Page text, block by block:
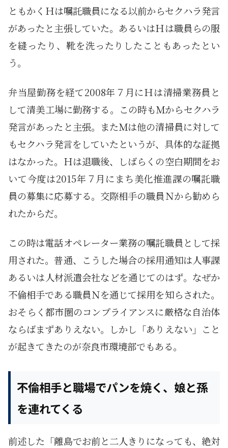
ともかくＨは嘱託職員になる以前からセクハラ発言
があったと主張していた。あるいはＨは職員らの服
を縫ったり、靴を洗ったりしたこともあったとい
う。
弁当屋勤務を経て2008年７月にＨは清掃業務員と
して清美工場に勤務する。この時もＭからセクハラ
発言があったと主張。またＭは他の清掃員に対して
もセクハラ発言をしていたというが、具体的な証拠
はなかった。Ｈは退職後、しばらくの空白期間をお
いて今度は2015年７月にまち美化推進課の嘱託職
員の募集に応募する。交際相手の職員Ｎから勧めら
れたからだ。
この時は電話オペレーター業務の嘱託職員として採
用された。普通、こうした場合の採用通知は人事課
あるいは人材派遣会社などを通じてのはず。なぜか
不倫相手である職員Ｎを通じて採用を知らされた。
おそらく都市圏のコンプライアンスに厳格な自治体
ならばまずありえない。しかし「ありえない」こと
が起きてきたのが奈良市環境部でもある。
不倫相手と職場でパンを焼く、娘と孫
を連れてくる
前述した「離島でお前と二人きりになっても、絶対